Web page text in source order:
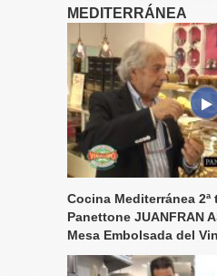
MEDITERRÁNEA
Cocina Mediterránea 2ª
Panettone JUANFRAN
Mesa Embolsada del